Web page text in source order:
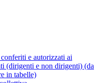
e autorizzati ai
(dirigenti e non dirigenti) (da
in tabelle)